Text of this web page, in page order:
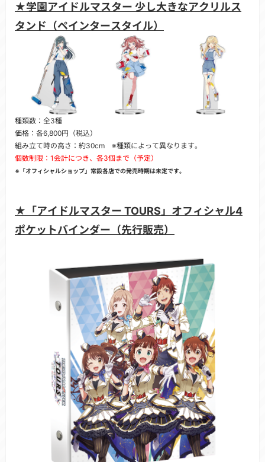
★学園アイドルマスター 少し大きなアクリルス
タンド（ペインタースタイル）
種類数：全3種
価格：各6,800円（税込）
組み立て時の高さ：約30cm ※種類によって異なります。
個数制限：1会計につき、各3個まで（予定）
※「オフィシャルショップ」常設各店での発売時期は未定です。
★「アイドルマスター TOURS」オフィシャル4
ポケットバインダー（先行販売）